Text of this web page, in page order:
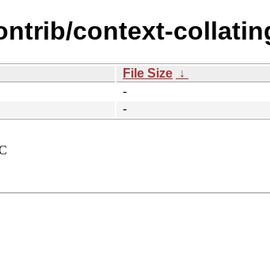
context-
File Size ↓
-
-